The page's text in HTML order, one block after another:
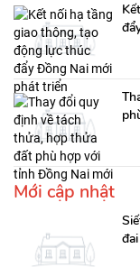
Mới cập nhật
đai